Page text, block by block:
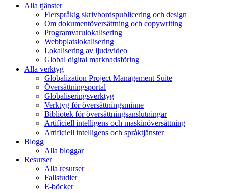
Alla tjänster
Flerspråkig skrivbordspublicering och design
Om dokumentöversättning och copywriting
Programvarulokalisering
Webbplatslokalisering
Lokalisering av ljud/video
Global digital marknadsföring
Alla verktyg
Globalization Project Management Suite
Översättningsportal
Globaliseringsverktyg
Verktyg för översättningsminne
Bibliotek för översättningsanslutningar
Artificiell intelligens och maskinöversättning
Artificiell intelligens och språktjänster
Blogg
Alla bloggar
Resurser
Alla resurser
Fallstudier
E-böcker